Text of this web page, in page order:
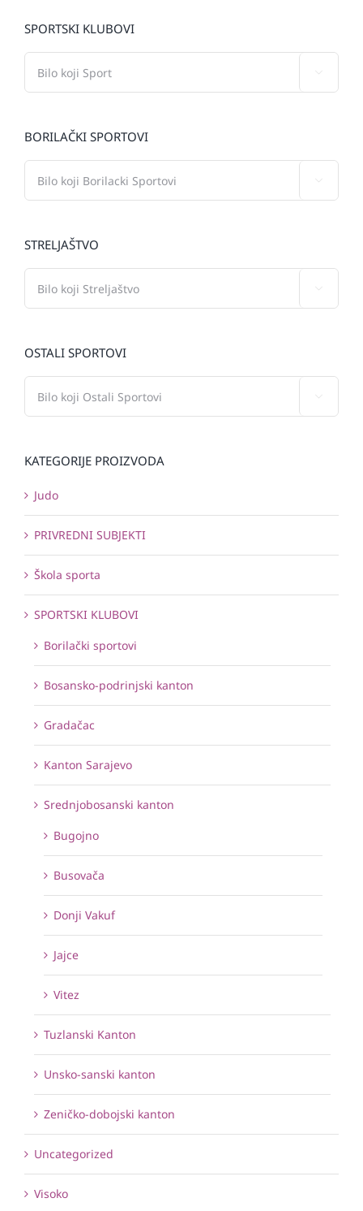
SPORTSKI KLUBOVI
BORILAČKI SPORTOVI
STRELJAŠTVO
OSTALI SPORTOVI
KATEGORIJE PROIZVODA
Judo
PRIVREDNI SUBJEKTI
Škola sporta
SPORTSKI KLUBOVI
Borilački sportovi
Bosansko-podrinjski kanton
Gradačac
Kanton Sarajevo
Srednjobosanski kanton
Bugojno
Busovača
Donji Vakuf
Jajce
Vitez
Tuzlanski Kanton
Unsko-sanski kanton
Zeničko-dobojski kanton
Uncategorized
Visoko